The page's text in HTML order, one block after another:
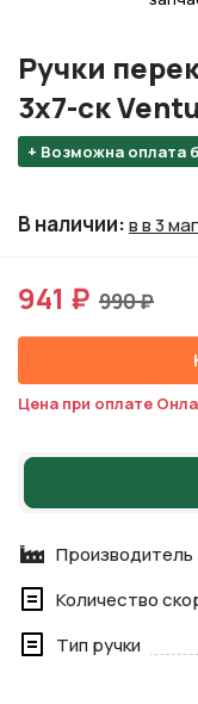
+ Возможна оплата
Ручки
3х7-ск
В наличии:в в 3
941 ₽ 990 ₽
Цена при оплате
Производитель
Количество
Тип ручки